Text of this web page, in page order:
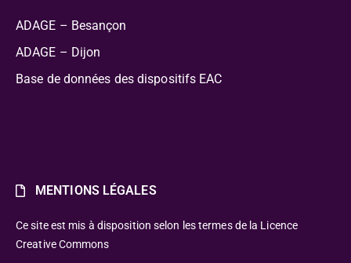
ADAGE – Besançon
ADAGE – Dijon
Base de données des dispositifs EAC
MENTIONS LÉGALES
Ce site est mis à disposition selon les termes de la Licence
Creative Commons